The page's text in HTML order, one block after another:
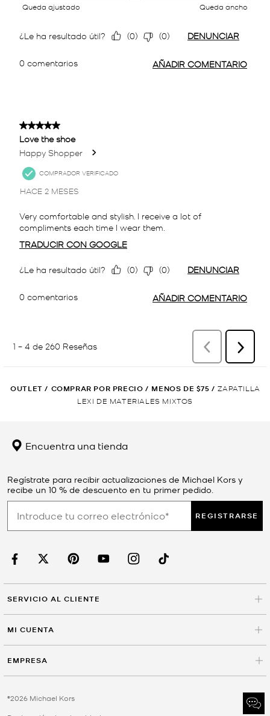
OUTLET / COMPRAR POR PRECIO / MENOS DE $75 / ZAPATILLA
LEXI DE MATERIALES MIXTOS
Encuentra una tienda
Regístrate para recibir actualizaciones de Michael Kors y
recibe un 10 % de descuento en tu primer pedido.
REGISTRARSE
SERVICIO AL CLIENTE
MI CUENTA
EMPRESA
©2026 Michael Kors